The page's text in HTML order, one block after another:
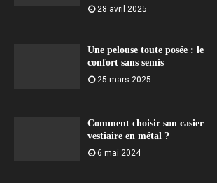
28 avril 2025
Une pelouse toute posée : le
confort sans semis
25 mars 2025
Comment choisir son casier
vestiaire en métal ?
6 mai 2024